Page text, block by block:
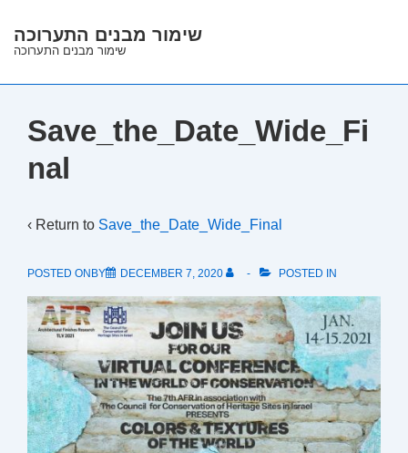
Skip
Main
שימור מבנים התערוכה
שימור מבנים התערוכה
Save_the_Date_Wide_Fi
nal
‹ Return to Save_the_Date_Wide_Final
POSTED ONBY DECEMBER 7, 2020 POSTED IN